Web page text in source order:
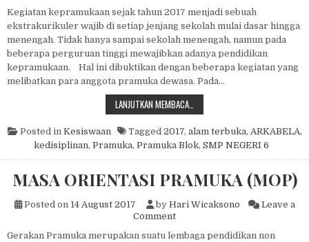
Kegiatan kepramukaan sejak tahun 2017 menjadi sebuah
ekstrakurikuler wajib di setiap jenjang sekolah mulai dasar hingga
menengah. Tidak hanya sampai sekolah menengah, namun pada
beberapa perguruan tinggi mewajibkan adanya pendidikan
kepramukaan. Hal ini dibuktikan dengan beberapa kegiatan yang
melibatkan para anggota pramuka dewasa. Pada…
LANJUTKAN MEMBACA…
Posted in Kesiswaan Tagged 2017, alam terbuka, ARKABELA,
kedisiplinan, Pramuka, Pramuka Blok, SMP NEGERI 6
MASA ORIENTASI PRAMUKA (MOP)
Posted on 14 August 2017 by Hari Wicaksono
Leave a
Commenton MASA ORIENTASI
Gerakan Pramuka merupakan suatu lembaga pendidikan non